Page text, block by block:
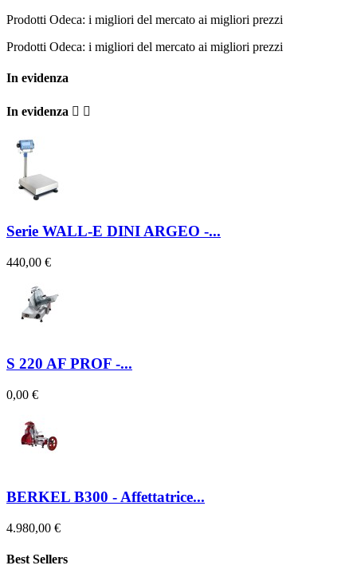
Prodotti Odeca: i migliori del mercato ai migliori prezzi
Prodotti Odeca: i migliori del mercato ai migliori prezzi
In evidenza
In evidenza  
Serie WALL-E DINI ARGEO -...
440,00 €
S 220 AF PROF -...
0,00 €
BERKEL B300 - Affettatrice...
4.980,00 €
Best Sellers